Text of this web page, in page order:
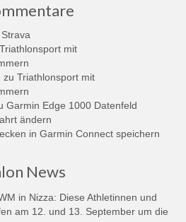
Strava
Triathlonsport mit
zu Triathlonsport mit
Garmin Edge 1000 Datenfeld
ändern
in Garmin Connect speichern
News
in Nizza: Diese Athletinnen und
am 12. und 13. September um die